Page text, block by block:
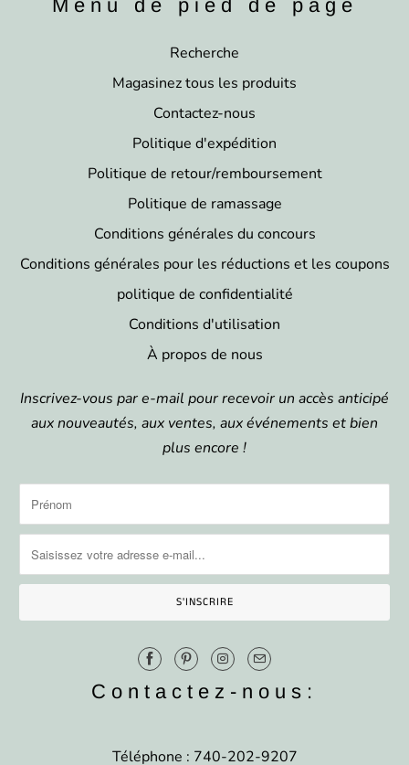
Menu de pied de page
Recherche
Magasinez tous les produits
Contactez-nous
Politique d'expédition
Politique de retour/remboursement
Politique de ramassage
Conditions générales du concours
Conditions générales pour les réductions et les coupons
politique de confidentialité
Conditions d'utilisation
À propos de nous
Inscrivez-vous par e-mail pour recevoir un accès anticipé
aux nouveautés, aux ventes, aux événements et bien
plus encore !
Contactez-nous:
Téléphone : 740-202-9207